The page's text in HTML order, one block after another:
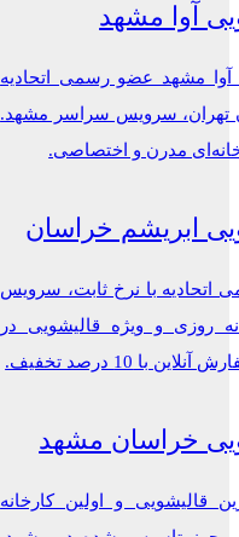
آوا مشهد
آوا مشهد عضو رسمی اتحادیه
تهران، سرویس سراسر مشهد.
مدرن و اختصاصی.
ابریشم خراسان
اتحادیه با نرخ ثابت، سرویس
روزی و ویژه قالیشویی در
با 10 درصد تخفیف.
خراسان مشهد
قالیشویی و اولین کارخانه